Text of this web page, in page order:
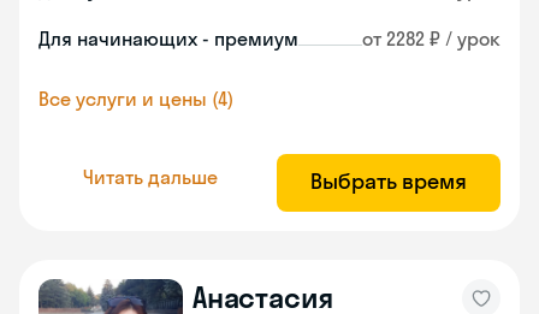
Для начинающих - премиум от 2282 ₽ / урок
Все услуги и цены (4)
Читать дальше Выбрать время
Анастасия